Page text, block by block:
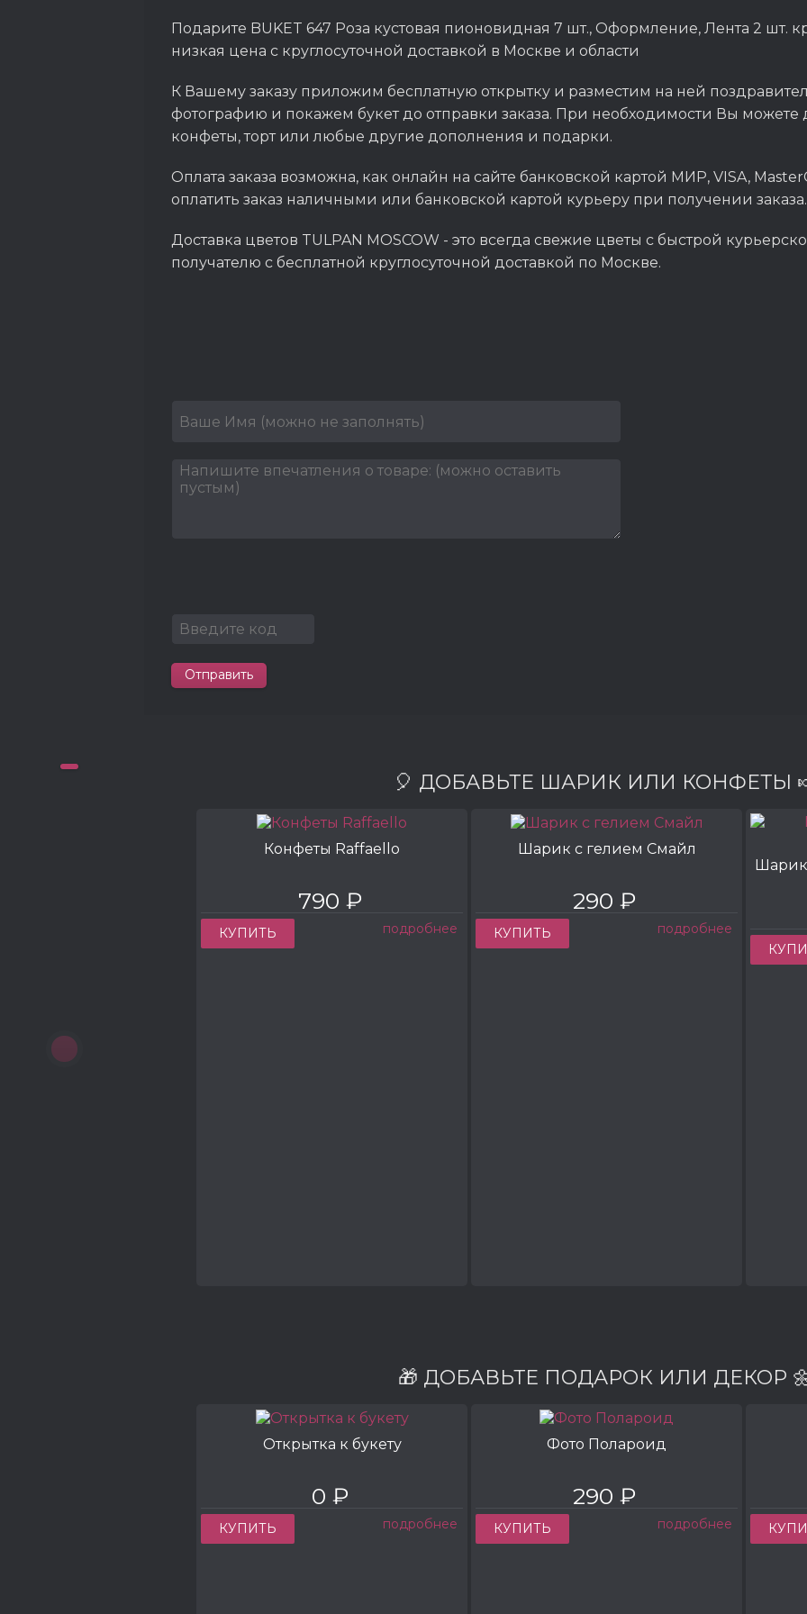
Подарите BUKET 647 Роза кустовая пионовидная 7 шт., Оформление, Лента 2 шт.
низкая цена с круглосуточной доставкой в Москве и области
К Вашему заказу приложим бесплатную открытку и разместим на ней
фотографию и покажем букет до отправки заказа. При необходимости Вы можете
конфеты, торт или любые другие дополнения и подарки.
Оплата заказа возможна, как онлайн на сайте банковской картой МИР, VISA,
оплатить заказ наличными или банковской картой курьеру при получении заказа.
Доставка цветов TULPAN MOSCOW - это всегда свежие цветы с быстрой
получателю с бесплатной круглосуточной доставкой по Москве.
Отправить
🎈 ДОБАВЬТЕ ШАРИК ИЛИ КОНФЕТЫ
Конфеты Raffaello
790 ₽
КУПИТЬ подробнее
Шарик с гелием Смайл
290 ₽
КУПИТЬ подробнее
🎁 ДОБАВЬТЕ ПОДАРОК ИЛИ ДЕКОР
Открытка к букету
0 ₽
КУПИТЬ подробнее
Фото Полароид
290 ₽
КУПИТЬ подробнее